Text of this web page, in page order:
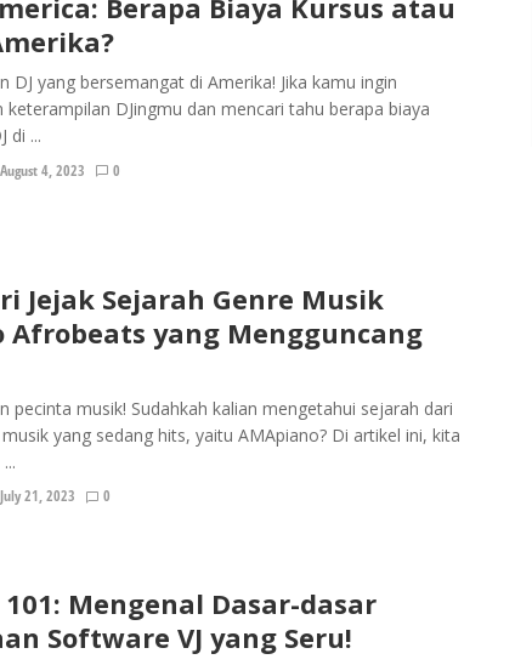
Berapa Biaya Kursus atau
DJ yang bersemangat di Amerika! Jika kamu ingin
keterampilan DJingmu dan mencari tahu berapa biaya
di ...
August 4, 2023 0
Jejak Sejarah Genre Musik
Afrobeats yang Mengguncang
pecinta musik! Sudahkah kalian mengetahui sejarah dari
yang sedang hits, yaitu AMApiano? Di artikel ini, kita
July 21, 2023 0
101: Mengenal Dasar-dasar
Software VJ yang Seru!